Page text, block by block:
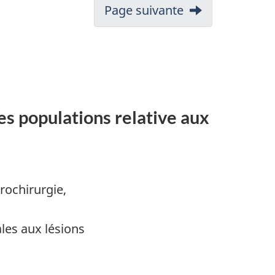
Page suivante
populations relative aux
aux lésions